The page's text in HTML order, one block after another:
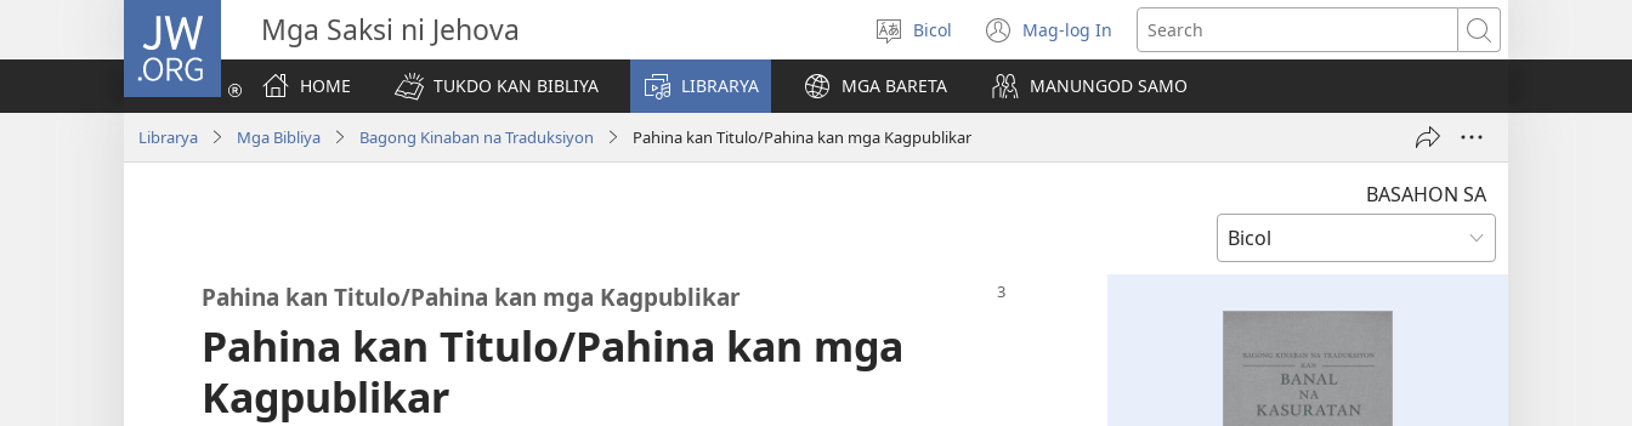
JW.ORG Mga Saksi ni Jehova
Pumili
nin
lengguwahe
Bicol Mag-log In
(opens
new
window)
Search
HOME
TUKDO KAN BIBLIYA LIBRARYA MGA BARETA MANUNGOD SAMO
Librarya Mga Bibliya Bagong Kinaban na Traduksiyon Pahina kan Titulo/Pahina kan mga Kagpublikar
BASAHON SA
Pahina kan Titulo/Pahina kan mga Kagpublikar
Pahina kan Titulo/Pahina kan mga
Kagpublikar